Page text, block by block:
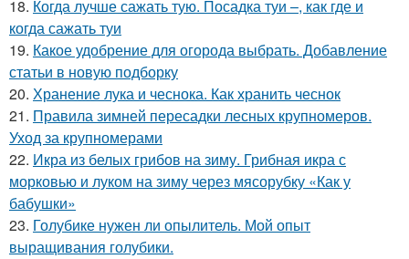
18. Когда лучше сажать тую. Посадка туи –, как где и
когда сажать туи
19. Какое удобрение для огорода выбрать. Добавление
статьи в новую подборку
20. Хранение лука и чеснока. Как хранить чеснок
21. Правила зимней пересадки лесных крупномеров.
Уход за крупномерами
22. Икра из белых грибов на зиму. Грибная икра с
морковью и луком на зиму через мясорубку «Как у
бабушки»
23. Голубике нужен ли опылитель. Мой опыт
выращивания голубики.